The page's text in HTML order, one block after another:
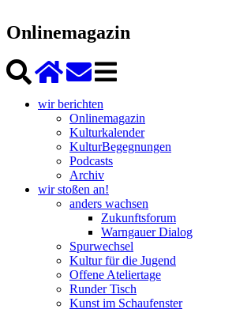
Onlinemagazin
wir berichten
Onlinemagazin
Kulturkalender
KulturBegegnungen
Podcasts
Archiv
wir stoßen an!
anders wachsen
Zukunftsforum
Warngauer Dialog
Spurwechsel
Kultur für die Jugend
Offene Ateliertage
Runder Tisch
Kunst im Schaufenster